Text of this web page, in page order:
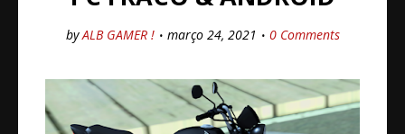
by ALB GAMER ! março 24, 2021 0 Comments